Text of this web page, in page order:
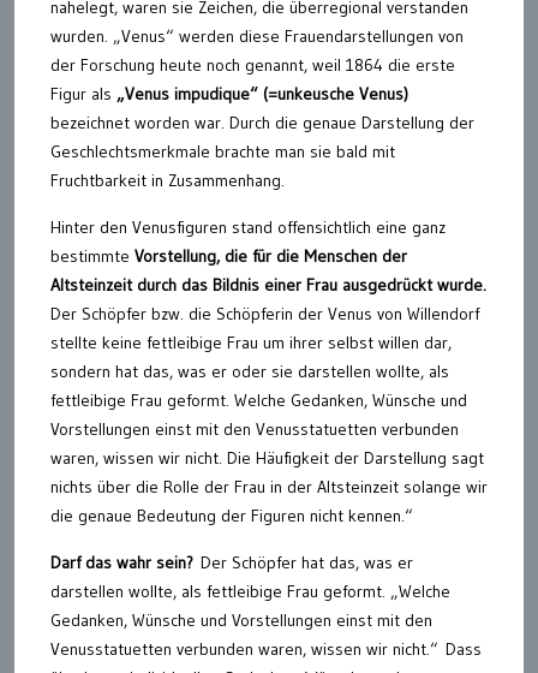
nahelegt, waren sie Zeichen, die überregional verstanden
wurden. „Venus“ werden diese Frauendarstellungen von
der Forschung heute noch genannt, weil 1864 die erste
Figur als „Venus impudique“ (=unkeusche Venus)
bezeichnet worden war. Durch die genaue Darstellung der
Geschlechtsmerkmale brachte man sie bald mit
Fruchtbarkeit in Zusammenhang.
Hinter den Venusfiguren stand offensichtlich eine ganz
bestimmte Vorstellung, die für die Menschen der
Altsteinzeit durch das Bildnis einer Frau ausgedrückt wurde.
Der Schöpfer bzw. die Schöpferin der Venus von Willendorf
stellte keine fettleibige Frau um ihrer selbst willen dar,
sondern hat das, was er oder sie darstellen wollte, als
fettleibige Frau geformt. Welche Gedanken, Wünsche und
Vorstellungen einst mit den Venusstatuetten verbunden
waren, wissen wir nicht. Die Häufigkeit der Darstellung sagt
nichts über die Rolle der Frau in der Altsteinzeit solange wir
die genaue Bedeutung der Figuren nicht kennen.“
Darf das wahr sein? Der Schöpfer hat das, was er
darstellen wollte, als fettleibige Frau geformt. „Welche
Gedanken, Wünsche und Vorstellungen einst mit den
Venusstatuetten verbunden waren, wissen wir nicht.“ Dass